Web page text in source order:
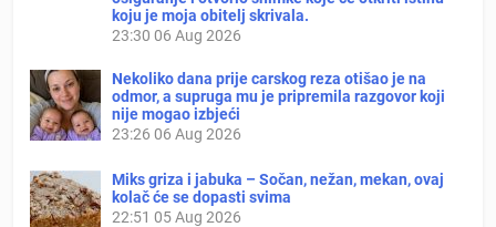
koju je moja obitelj skrivala.
23:30 06 Aug 2026
Nekoliko dana prije carskog reza otišao je na
odmor, a supruga mu je pripremila razgovor koji
nije mogao izbjeći
23:26 06 Aug 2026
Miks griza i jabuka – Sočan, nežan, mekan, ovaj
kolač će se dopasti svima
22:51 05 Aug 2026